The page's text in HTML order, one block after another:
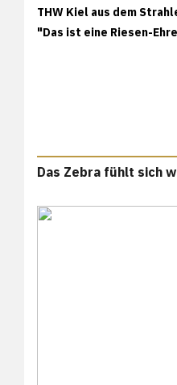
THW Kiel aus dem
"Das ist eine Riesen-
Das Zebra fühlt sich